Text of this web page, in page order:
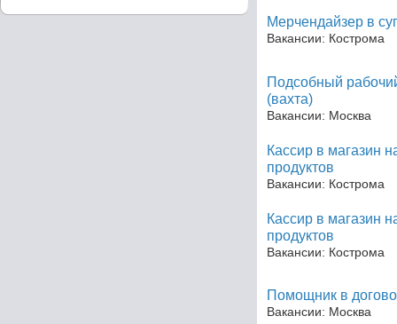
Мерчендайзер в
Вакансии: Кострома
Подсобный
(вахта)
Вакансии: Москва
Кассир в магазин
продуктов
Вакансии: Кострома
Кассир в магазин
продуктов
Вакансии: Кострома
Помощник в
Вакансии: Москва